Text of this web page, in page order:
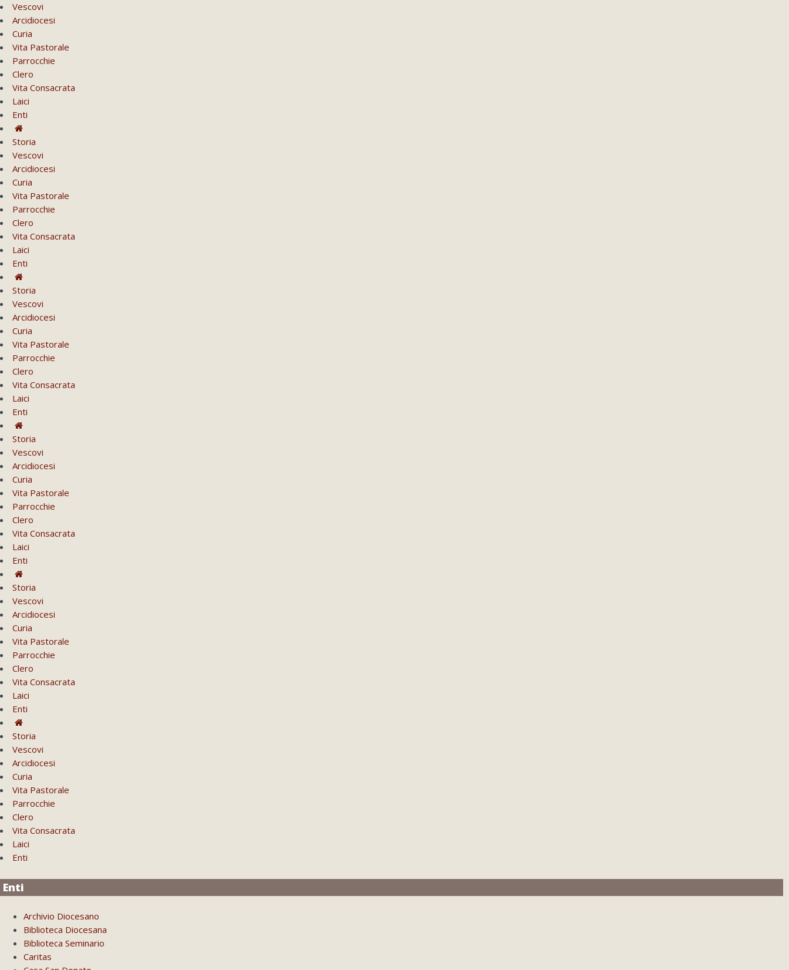
Vescovi
Arcidiocesi
Curia
Vita Pastorale
Parrocchie
Clero
Vita Consacrata
Laici
Enti
Storia
Vescovi
Arcidiocesi
Curia
Vita Pastorale
Parrocchie
Clero
Vita Consacrata
Laici
Enti
Storia
Vescovi
Arcidiocesi
Curia
Vita Pastorale
Parrocchie
Clero
Vita Consacrata
Laici
Enti
Storia
Vescovi
Arcidiocesi
Curia
Vita Pastorale
Parrocchie
Clero
Vita Consacrata
Laici
Enti
Storia
Vescovi
Arcidiocesi
Curia
Vita Pastorale
Parrocchie
Clero
Vita Consacrata
Laici
Enti
Storia
Vescovi
Arcidiocesi
Curia
Vita Pastorale
Parrocchie
Clero
Vita Consacrata
Laici
Enti
Enti
Archivio Diocesano
Biblioteca Diocesana
Biblioteca Seminario
Caritas